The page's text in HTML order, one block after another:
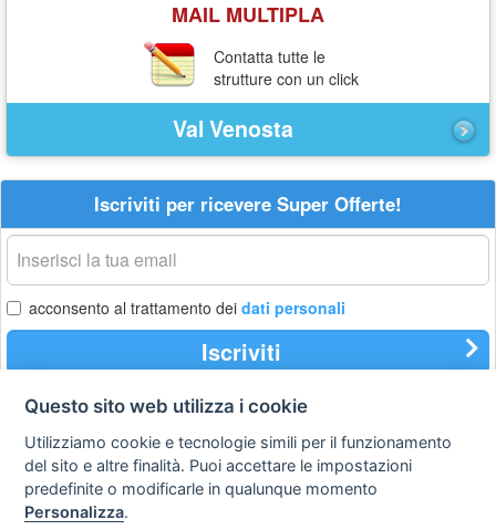
MAIL MULTIPLA
Contatta tutte le
strutture con un click
Val Venosta
Iscriviti per ricevere Super Offerte!
La
tua
email
acconsento al trattamento dei dati personali
Iscriviti
Privacy
policy
Avviso
legale
Scrivici
Preferenze cookie
Questo sito web utilizza i cookie
Utilizziamo cookie e tecnologie simili per il funzionamento
del sito e altre finalità. Puoi accettare le impostazioni
predefinite o modificarle in qualunque momento
Personalizza.